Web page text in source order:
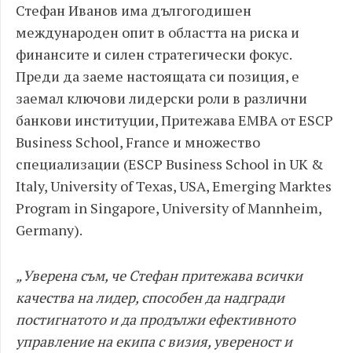
Стефан Иванов има дългогодишен
международен опит в областта на риска и
финансите и силен стратегически фокус.
Преди да заеме настоящата си позиция, е
заемал ключови лидерски роли в различни
банкови институции, Притежава EMBA от ESCP
Business School, France и множество
специализации (ESCP Business School in UK &
Italy, University of Texas, USA, Emerging Marktes
Program in Singapore, University of Mannheim,
Germany).
„Уверена съм, че Стефан притежава всички
качества на лидер, способен да надгради
постигнатото и да продължи ефективното
управление на екипа с визия, увереност и